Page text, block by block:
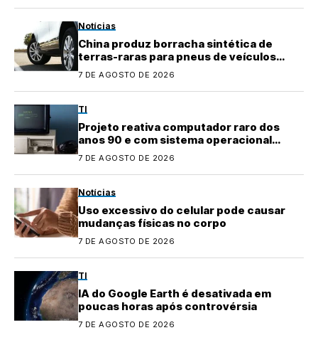
Notícias
China produz borracha sintética de
terras-raras para pneus de veículos
elétricos
7 DE AGOSTO DE 2026
TI
Projeto reativa computador raro dos
anos 90 e com sistema operacional
quase perdido
7 DE AGOSTO DE 2026
Notícias
Uso excessivo do celular pode causar
mudanças físicas no corpo
7 DE AGOSTO DE 2026
TI
IA do Google Earth é desativada em
poucas horas após controvérsia
7 DE AGOSTO DE 2026